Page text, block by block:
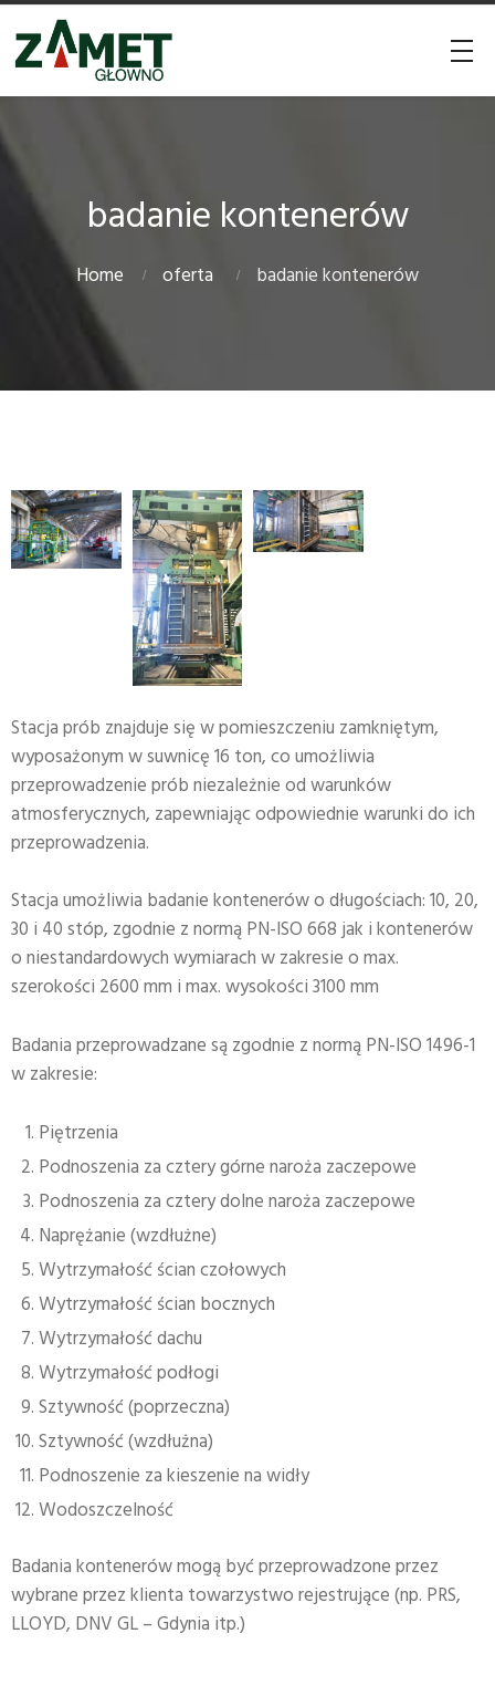
badanie kontenerów
Home oferta badanie kontenerów
Stacja prób znajduje się w pomieszczeniu zamkniętym,
wyposażonym w suwnicę 16 ton, co umożliwia
przeprowadzenie prób niezależnie od warunków
atmosferycznych, zapewniając odpowiednie warunki do ich
przeprowadzenia.
Stacja umożliwia badanie kontenerów o długościach: 10, 20,
30 i 40 stóp, zgodnie z normą PN-ISO 668 jak i kontenerów
o niestandardowych wymiarach w zakresie o max.
szerokości 2600 mm i max. wysokości 3100 mm
Badania przeprowadzane są zgodnie z normą PN-ISO 1496-1
w zakresie:
Piętrzenia
Podnoszenia za cztery górne naroża zaczepowe
Podnoszenia za cztery dolne naroża zaczepowe
Naprężanie (wzdłużne)
Wytrzymałość ścian czołowych
Wytrzymałość ścian bocznych
Wytrzymałość dachu
Wytrzymałość podłogi
Sztywność (poprzeczna)
Sztywność (wzdłużna)
Podnoszenie za kieszenie na widły
Wodoszczelność
Badania kontenerów mogą być przeprowadzone przez
wybrane przez klienta towarzystwo rejestrujące (np. PRS,
LLOYD, DNV GL – Gdynia itp.)